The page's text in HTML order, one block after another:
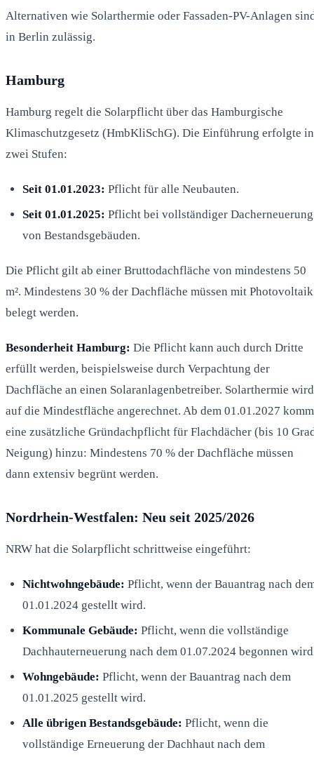
Alternativen wie Solarthermie oder Fassaden-PV-Anlagen
in Berlin zulässig.
Hamburg
Hamburg regelt die Solarpflicht über das Hamburgische
Klimaschutzgesetz (HmbKliSchG). Die Einführung erfolgte in
zwei Stufen:
Seit 01.01.2023: Pflicht für alle Neubauten.
Seit 01.01.2025: Pflicht bei vollständiger Dacherneuerung
von Bestandsgebäuden.
Die Pflicht gilt ab einer Bruttodachfläche von mindestens 50
m². Mindestens 30 % der Dachfläche müssen mit Photovoltaik
belegt werden.
Besonderheit Hamburg: Die Pflicht kann auch durch Dritte
erfüllt werden, beispielsweise durch Verpachtung der
Dachfläche an einen Solaranlagenbetreiber. Solarthermie wird
auf die Mindestfläche angerechnet. Ab dem 01.01.2027
eine zusätzliche Gründachpflicht für Flachdächer (bis 10
Neigung) hinzu: Mindestens 70 % der Dachfläche müssen
dann extensiv begrünt werden.
Nordrhein-Westfalen: Neu seit 2025/2026
NRW hat die Solarpflicht schrittweise eingeführt:
Nichtwohngebäude: Pflicht, wenn der Bauantrag nach
01.01.2024 gestellt wird.
Kommunale Gebäude: Pflicht, wenn die vollständige
Dachhauterneuerung nach dem 01.07.2024 begonnen
Wohngebäude: Pflicht, wenn der Bauantrag nach dem
01.01.2025 gestellt wird.
Alle übrigen Bestandsgebäude: Pflicht, wenn die
vollständige Erneuerung der Dachhaut nach dem